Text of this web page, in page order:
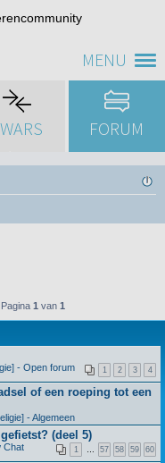
MENU
FORUM
1 van 1
1 2 3 4
- Open forum
of een roeping tot een
- Algemeen
(deel 5)
1 57 58 59 60
Chat